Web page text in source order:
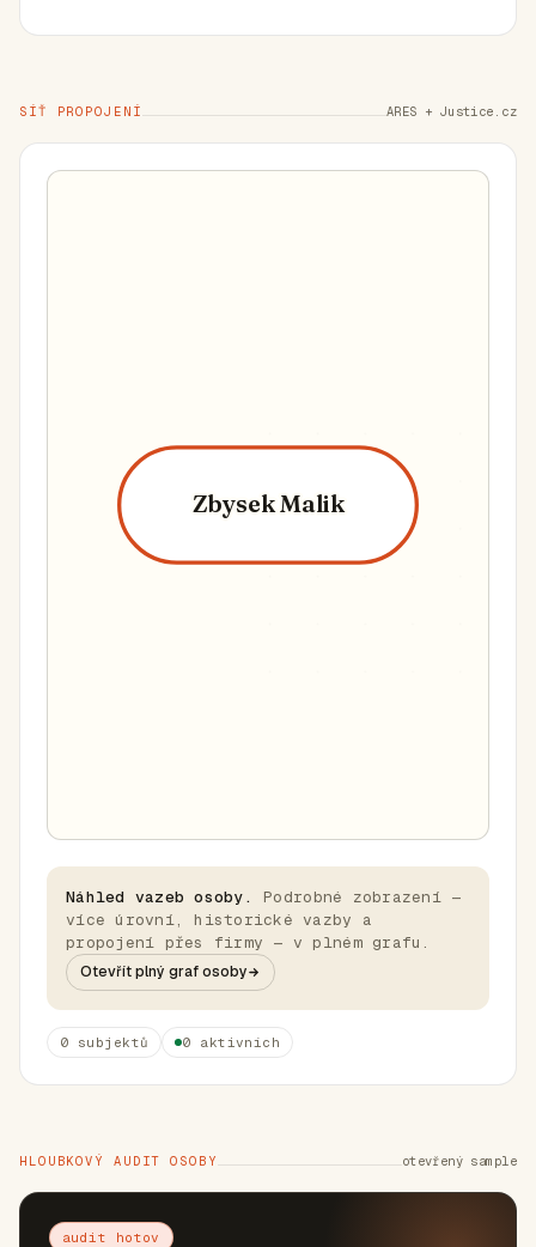
SÍŤ PROPOJENÍ ARES + Justice.cz
Zbysek Malik
Náhled vazeb osoby.
Podrobné zobrazení —
více úrovní, historické vazby a
propojení přes firmy — v plném grafu.
Otevřít plný graf osoby
0 subjektů 0 aktivních
HLOUBKOVÝ AUDIT OSOBY otevřený sample
audit hotov